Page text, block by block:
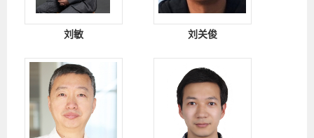
刘敏 刘关俊